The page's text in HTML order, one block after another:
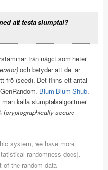
att testa slumptal?
från något som heter
och betyder att det är
frö (seed). Det finns ett antal
Blum Blum Shub,
kalla slumptalsalgoritmer
(cryptographically secure
system, we have more
randomness does].
of the random data